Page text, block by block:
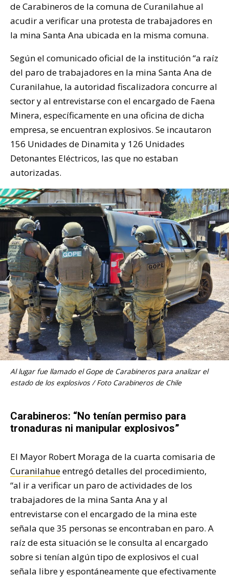
de Carabineros de la comuna de Curanilahue al
acudir a verificar una protesta de trabajadores en
la mina Santa Ana ubicada en la misma comuna.
Según el comunicado oficial de la institución “a raíz
del paro de trabajadores en la mina Santa Ana de
Curanilahue, la autoridad fiscalizadora concurre al
sector y al entrevistarse con el encargado de Faena
Minera, específicamente en una oficina de dicha
empresa, se encuentran explosivos. Se incautaron
156 Unidades de Dinamita y 126 Unidades
Detonantes Eléctricos, las que no estaban
autorizadas.
Al lugar fue llamado el Gope de Carabineros para analizar el
estado de los explosivos / Foto Carabineros de Chile
Carabineros: “No tenían permiso para
tronaduras ni manipular explosivos”
El Mayor Robert Moraga de la cuarta comisaria de
Curanilahueentregó detalles del procedimiento,
“al ir a verificar un paro de actividades de los
trabajadores de la mina Santa Ana y al
entrevistarse con el encargado de la mina este
señala que 35 personas se encontraban en paro. A
raíz de esta situación se le consulta al encargado
sobre si tenían algún tipo de explosivos el cual
señala libre y espontáneamente que efectivamente